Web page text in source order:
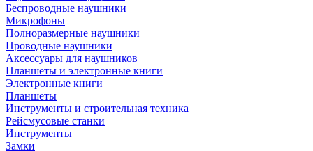
Беспроводные наушники
Микрофоны
Полноразмерные наушники
Проводные наушники
Аксессуары для наушников
Планшеты и электронные книги
Электронные книги
Планшеты
Инструменты и строительная техника
Рейсмусовые станки
Инструменты
Замки